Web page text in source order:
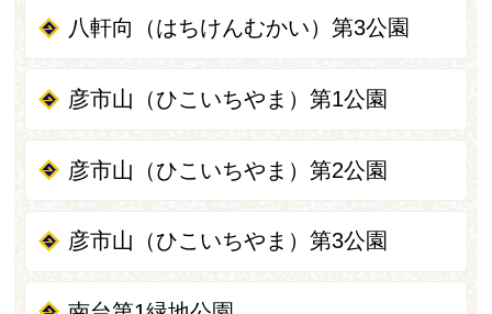
八軒向（はちけんむかい）第3公園
彦市山（ひこいちやま）第1公園
彦市山（ひこいちやま）第2公園
彦市山（ひこいちやま）第3公園